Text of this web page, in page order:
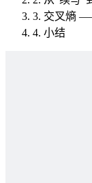
3. 交叉熵
4. 小结